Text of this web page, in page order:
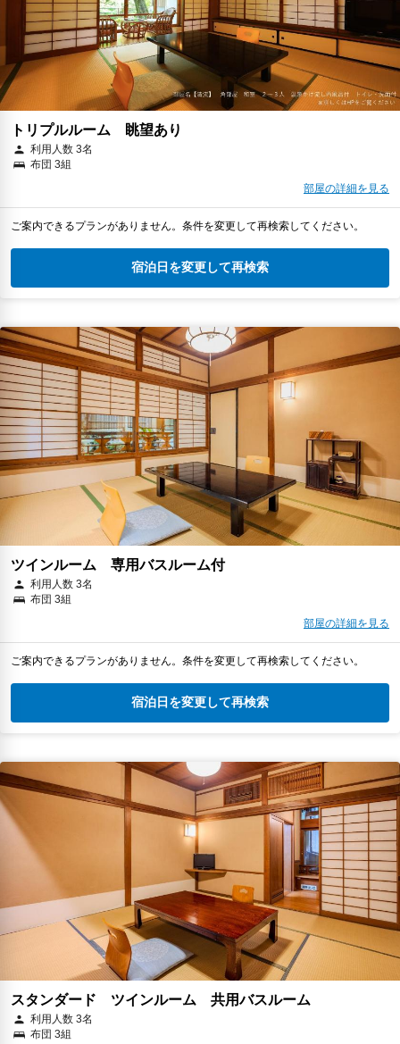
トリプルルーム 眺望あり
利用人数 3名
布団 3組
部屋の詳細を見る
ご案内できるプランがありません。条件を変更して再検索してください。
宿泊日を変更して再検索
ツインルーム 専用バスルーム付
利用人数 3名
布団 3組
部屋の詳細を見る
ご案内できるプランがありません。条件を変更して再検索してください。
宿泊日を変更して再検索
スタンダード ツインルーム 共用バスルーム
利用人数 3名
布団 3組